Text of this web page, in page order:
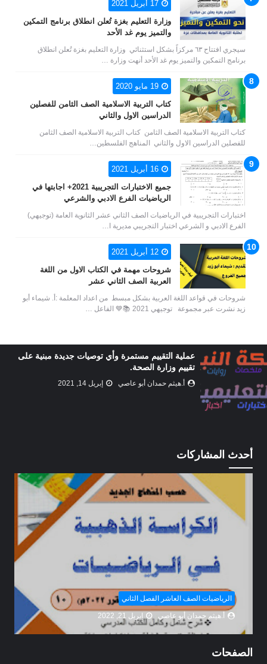
17 أبريل 2021
وزارة التعليم بغزة تُعلن انطلاق برنامج التمكين
والتميز يوم غد الأحد
سيجري افتتاح ٦٣ مركزاً بشكل استثنائي وزارة التعليم بغزة تُعلن انطلاق
برنامج التمكين والتميز يوم غد الأحد أنهت وزارة …
19 مايو 2020
كتاب التربية الاسلامية الصف الثامن للفصلين
الدراسين الاول والثاني
كتاب التربية الاسلامية الصف الثامن كتاب التربية الاسلامية الصف الثامن
للفصلين الدراسين الاول والثاني المناهج الفلسطين…
16 أبريل 2021
جميع الاختبارات التجريبية 2021+ اجابتها في
الرياضيات الفرع الادبي والشرعي
اختبارات التجريبية في الرياضيات الصف الثاني عشر الثانوية العامة (توجيهي)
الفرع الادبي و الشرعي اختبار التجريبي مديرية ا…
12 أبريل 2021
شروحات مهمة في الكتاب الاول من اللغة
العربية الصف الثاني عشر
شروحات في قواعد اللغة العربية بشكل مبسط من اعداد المعلمة :أ. شيماء أبو
زيد نشرت عبر مجموعة توجيهي 2021 📚💙 الفاعل …
عملية التقييم مستمرة وأي توصيات جديدة مبنية على
تقييم وزارة الصحة.
أ.هيثم حمدان أبو عاصي إبريل 14, 2021
أحدث المشاركات
الرياضيات الصف العاشر الفصل الثاني
أ.هيثم حمدان أبو عاصي إبريل 21, 2022
الصفحات